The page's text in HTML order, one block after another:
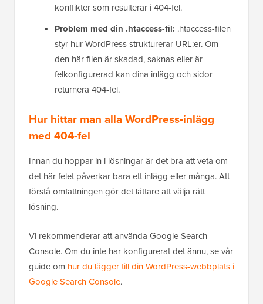
konflikter som resulterar i 404-fel.
Problem med din .htaccess-fil: .htaccess-filen
styr hur WordPress strukturerar URL:er. Om
den här filen är skadad, saknas eller är
felkonfigurerad kan dina inlägg och sidor
returnera 404-fel.
Hur hittar man alla WordPress-inlägg
med 404-fel
Innan du hoppar in i lösningar är det bra att veta om
det här felet påverkar bara ett inlägg eller många. Att
förstå omfattningen gör det lättare att välja rätt
lösning.
Vi rekommenderar att använda Google Search
Console. Om du inte har konfigurerat det ännu, se vår
guide om hur du lägger till din WordPress-webbplats i
Google Search Console.